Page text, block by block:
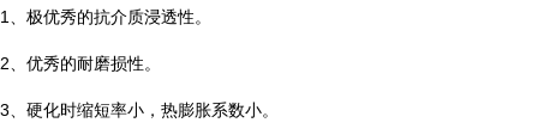
1 、极优秀的抗介质浸透性。
2 、优秀的耐磨损性。
3 、硬化时缩短率小，热膨胀系数小。